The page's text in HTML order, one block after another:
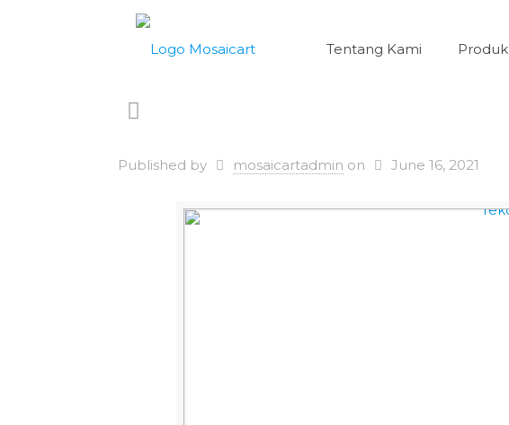
Tentang Kami Produk
Published by mosaicartadmin on June 16, 2021